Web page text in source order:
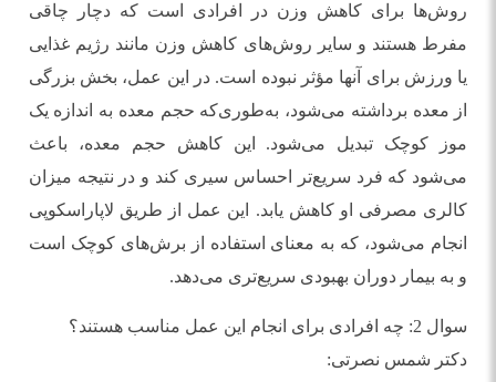
روش‌ها برای کاهش وزن در افرادی است که دچار چاقی
مفرط هستند و سایر روش‌های کاهش وزن مانند رژیم غذایی
یا ورزش برای آنها مؤثر نبوده است. در این عمل، بخش بزرگی
از معده برداشته می‌شود، به‌طوری‌که حجم معده به اندازه یک
موز کوچک تبدیل می‌شود. این کاهش حجم معده، باعث
می‌شود که فرد سریع‌تر احساس سیری کند و در نتیجه میزان
کالری مصرفی او کاهش یابد. این عمل از طریق لاپاراسکوپی
انجام می‌شود، که به معنای استفاده از برش‌های کوچک است
و به بیمار دوران بهبودی سریع‌تری می‌دهد.
سوال 2: چه افرادی برای انجام این عمل مناسب هستند؟
دکتر شمس نصرتی: